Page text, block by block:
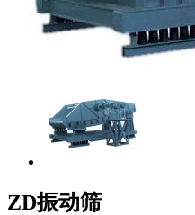
ZD振动筛